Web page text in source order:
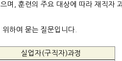
며, 훈련의 주요 대상에 따라 재직자
하여 묻는 질문입니다.
실업자(구직자)과정